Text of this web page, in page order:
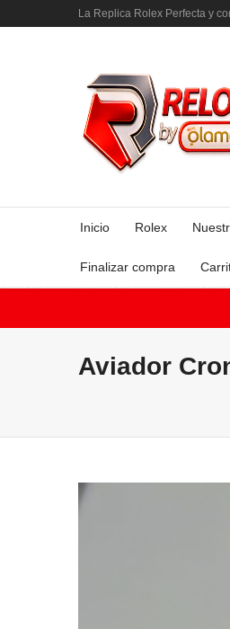
La Replica Rolex Perfecta y
Inicio Rolex
Finalizar compra
Aviador